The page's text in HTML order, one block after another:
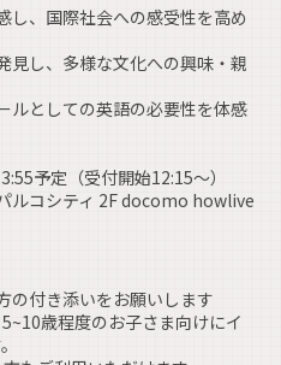
し、国際社会への感受性を高め
見し、多様な文化への興味・親
ルとしての英語の必要性を体感
予定（受付開始12:15～）
ルコシティ 2F docomo howlive
の付き添いをお願いします
歳程度のお子さま向けにイ